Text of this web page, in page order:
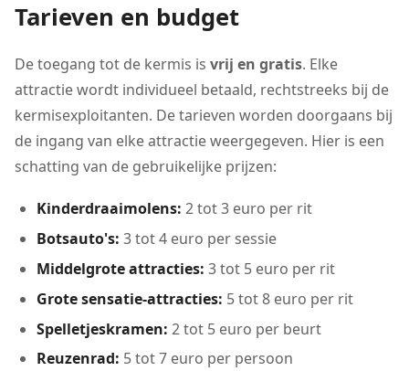
Tarieven en budget
De toegang tot de kermis is vrij en gratis. Elke
attractie wordt individueel betaald, rechtstreeks bij de
kermisexploitanten. De tarieven worden doorgaans bij
de ingang van elke attractie weergegeven. Hier is een
schatting van de gebruikelijke prijzen:
Kinderdraaimolens: 2 tot 3 euro per rit
Botsauto's: 3 tot 4 euro per sessie
Middelgrote attracties: 3 tot 5 euro per rit
Grote sensatie-attracties: 5 tot 8 euro per rit
Spelletjeskramen: 2 tot 5 euro per beurt
Reuzenrad: 5 tot 7 euro per persoon